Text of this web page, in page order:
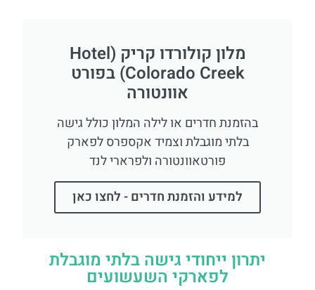
מלון קולורדו קריק (Hotel
Colorado Creek) בפורט
אוונטורה
בהזמנת חדרים או לילה המלון כולל גישה
בלתי מוגבלת וצמיד אקספרס לפארק
פורטאוונטורה ולפרארי לנד
למידע והזמנת חדרים - לחצו כאן
יתרון ייחודי גישה בלתי מוגבלת
לפארקי השעשועים